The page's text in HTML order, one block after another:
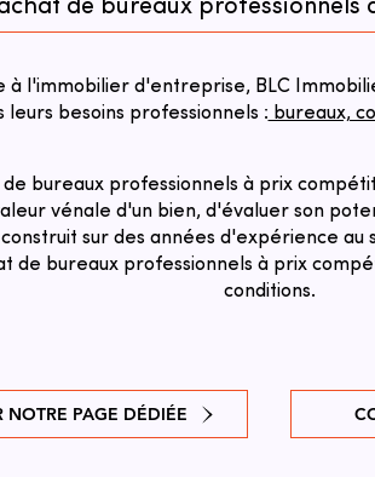
de bureaux
à l'immobilier d'entreprise, BLC
leurs besoins professionnels : bureaux,
bureaux professionnels à prix
vénale d'un bien, d'évaluer son
sur des années d'expérience
de bureaux professionnels à prix
conditions.
NOTRE PAGE DÉDIÉE